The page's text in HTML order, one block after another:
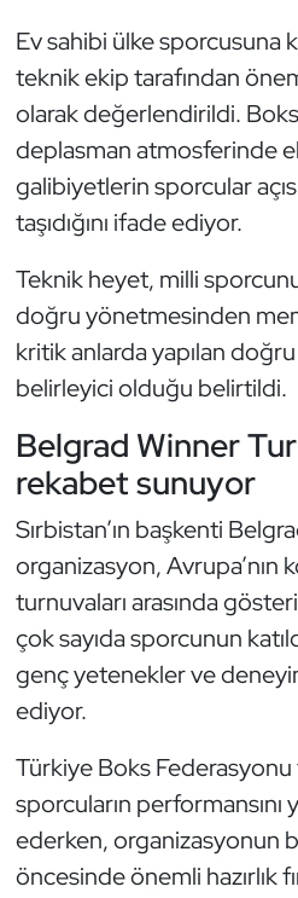
Ev sahibi ülke sporcusuna
teknik ekip tarafından
olarak değerlendirildi.
deplasman atmosferinde
galibiyetlerin sporcular
taşıdığını ifade ediyor.
Teknik heyet, milli
doğru yönetmesinden
kritik anlarda yapılan
belirleyici olduğu belirtildi.
Belgrad Winner
rekabet sunuyor
Sırbistan’ın başkenti
organizasyon, Avrupa’nın
turnuvaları arasında
çok sayıda sporcunun
genç yetenekler ve
ediyor.
Türkiye Boks
sporcuların performansını
ederken, organizasyonun
öncesinde önemli hazırlık
Kick Boks
Kürek
Masa Tenisi
Modern Pentatlon
Motor Sporları
Muay Thai
Okçuluk
Optimist
Oryantiring
Özel Sporcular
Ragbi
Satranç
Su Topu